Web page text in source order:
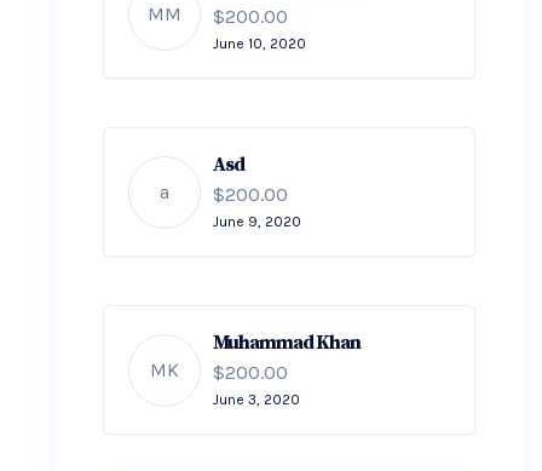
MM $200.00
June 10, 2020
a
Asd
$200.00
June 9, 2020
MK
Muhammad Khan
$200.00
June 3, 2020